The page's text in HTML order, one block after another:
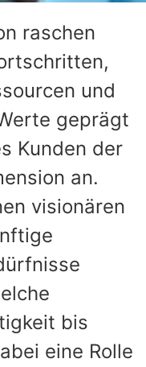
raschen
und
geprägt
Kunden der
an.
visionären
bis
eine Rolle